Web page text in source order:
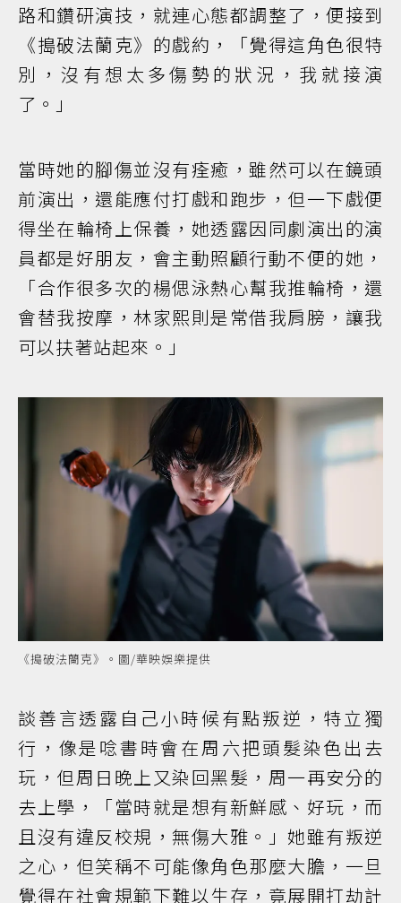
路和鑽研演技，就連心態都調整了，便接到
《搗破法蘭克》的戲約，「覺得這角色很特
別，沒有想太多傷勢的狀況，我就接演
了。」
當時她的腳傷並沒有痊癒，雖然可以在鏡頭
前演出，還能應付打戲和跑步，但一下戲便
得坐在輪椅上保養，她透露因同劇演出的演
員都是好朋友，會主動照顧行動不便的她，
「合作很多次的楊偲泳熱心幫我推輪椅，還
會替我按摩，林家熙則是常借我肩膀，讓我
可以扶著站起來。」
《搗破法蘭克》。圖/華映娛樂提供
談善言透露自己小時候有點叛逆，特立獨
行，像是唸書時會在周六把頭髮染色出去
玩，但周日晚上又染回黑髮，周一再安分的
去上學，「當時就是想有新鮮感、好玩，而
且沒有違反校規，無傷大雅。」她雖有叛逆
之心，但笑稱不可能像角色那麼大膽，一旦
覺得在社會規範下難以生存，竟展開打劫計